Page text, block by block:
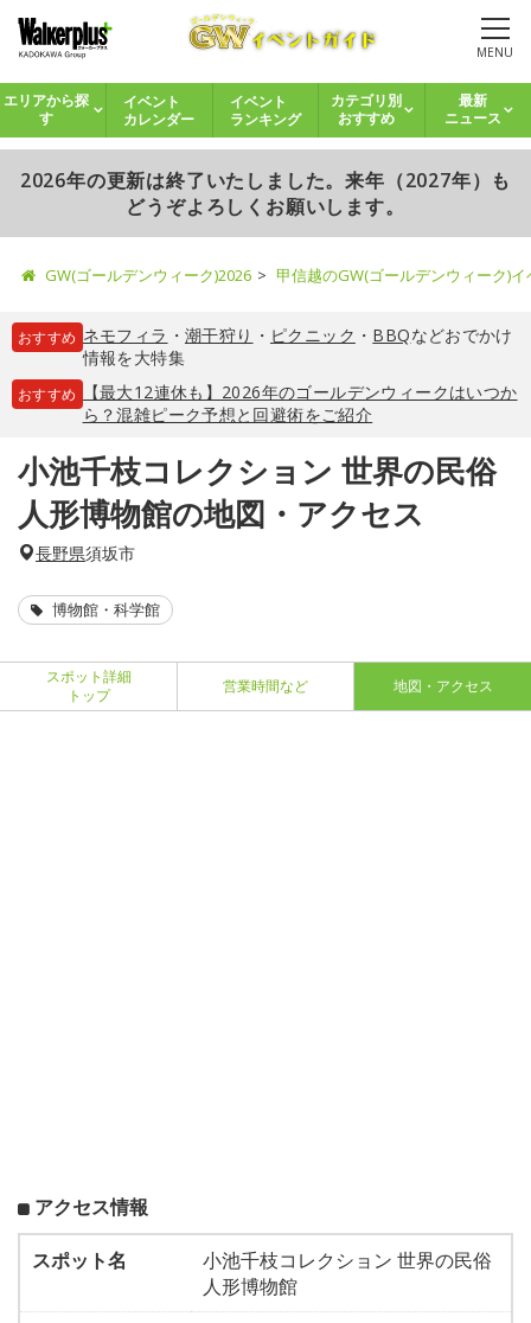
MENU
エリアから探
す
イベント
カレンダー
イベント
ランキング
カテゴリ別
おすすめ
最新
ニュース
2026年の更新は終了いたしました。来年（2027年）も
どうぞよろしくお願いします。
GW(ゴールデンウィーク)2026 甲信越のGW(ゴールデンウィーク)
おすすめ ネモフィラ ・ 潮干狩り ・ ピクニック ・ BBQなどおでかけ
情報を大特集
おすすめ
【最大12連休も】2026年のゴールデンウィークはいつか
ら？混雑ピーク予想と回避術をご紹介
小池千枝コレクション 世界の民俗
人形博物館の地図・アクセス
長野県須坂市
博物館・科学館
スポット詳細
トップ
営業時間など 地図・アクセス
アクセス情報
スポット名
小池千枝コレクション 世界の民俗
人形博物館